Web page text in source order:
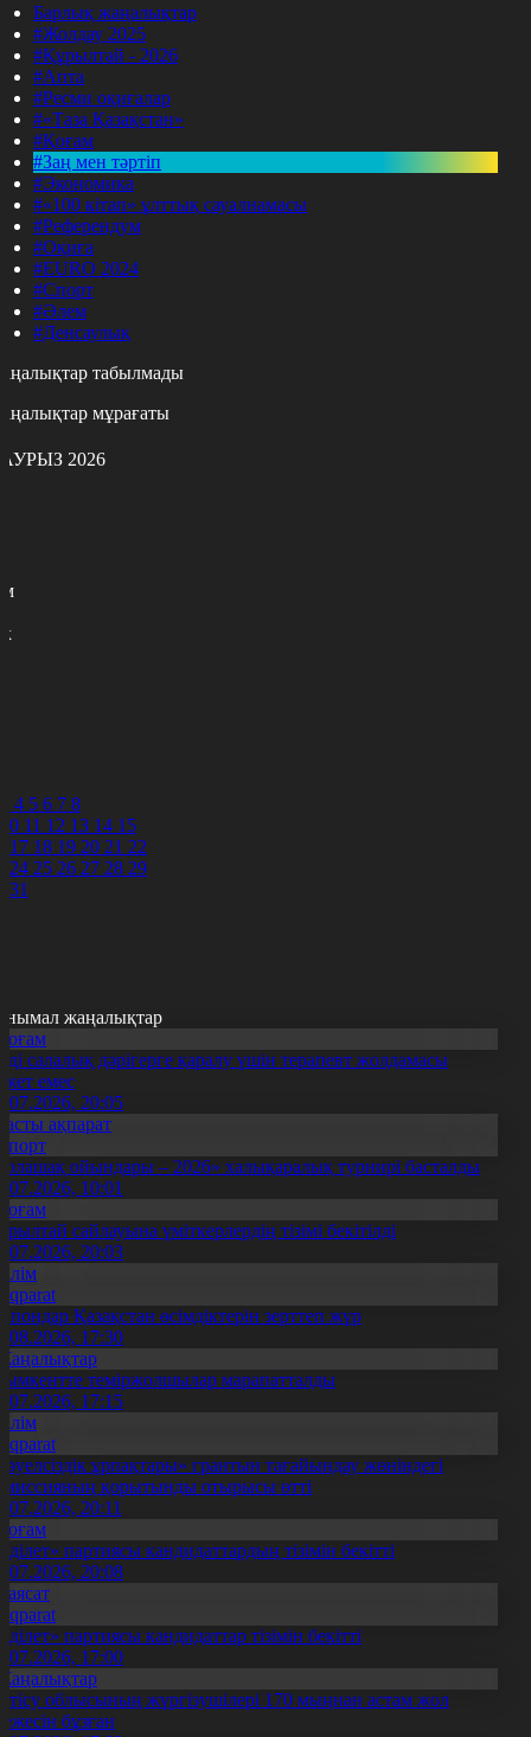
Барлық жаңалықтар
#Жолдау 2025
#Құрылтай - 2026
#Апта
#Ресми оқиғалар
#«Таза Қазақстан»
#Қоғам
#Заң мен тәртіп
#Экономика
#«100 кітап» ұлттық сауалнамасы
#Референдум
#Оқиға
#EURO 2024
#Спорт
#Әлем
#Денсаулық
табылмады
мұрағаты
2026
4 5 6 7 8
10 11 12 13 14 15
17 18 19 20 21 22
24 25 26 27 28 29
31
жаңалықтар
салалық дәрігерге қаралу үшін терапевт жолдамасы
емес
20:05
ақпарат
ойындары – 2026» халықаралық турнирі басталды
10:01
сайлауына үміткерлердің тізімі бекітілді
20:03
Қазақстан өсімдіктерін зерттеп жүр
17:30
теміржолшылар марапатталды
17:15
ұрпақтары» грантын тағайындау жөніндегі
қорытынды отырысы өтті
20:11
партиясы кандидаттардың тізімін бекітті
20:08
партиясы кандидаттар тізімін бекітті
17:00
облысының жүргізушілері 170 мыңнан астам жол
бұзған